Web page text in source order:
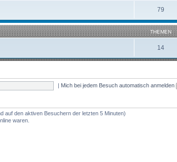
79
THEMEN
14
| Mich bei jedem Besuch automatisch anmelden
auf den aktiven Besuchern der letzten 5 Minuten)
waren.